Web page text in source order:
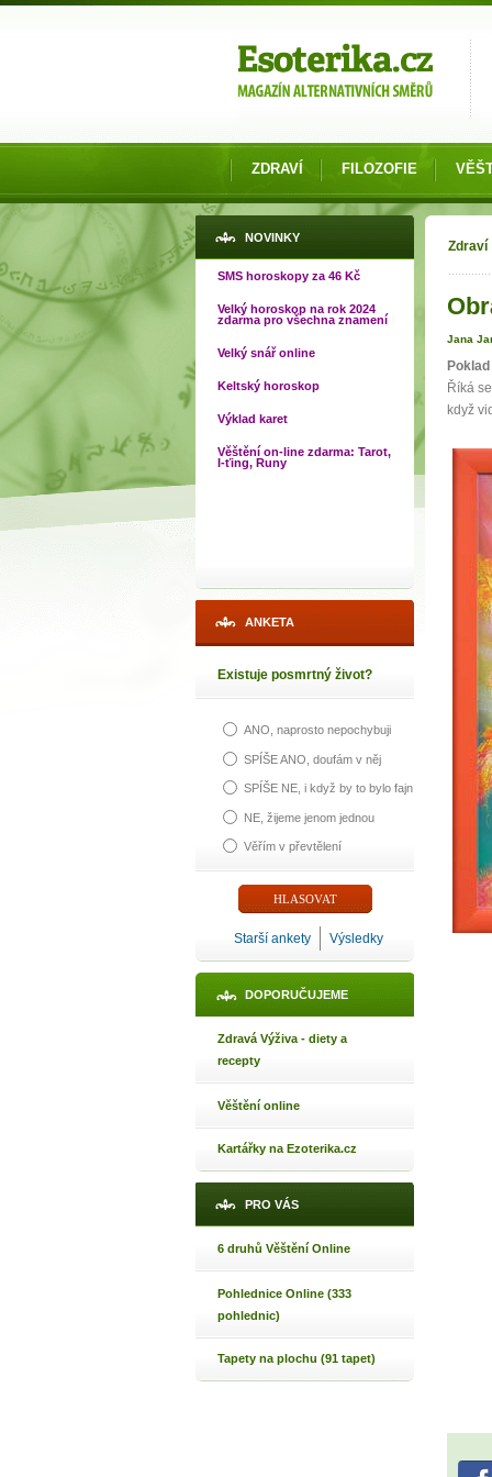
Máte
ZDRAVÍ FILOZOFIE
NOVINKY
SMS horoskopy za 46 Kč
Velký horoskop na rok 2024
zdarma pro všechna znamení
Velký snář online
Keltský horoskop
Výklad karet
Věštění on-line zdarma: Tarot,
I-ťing, Runy
ANKETA
Existuje posmrtný život?
ANO, naprosto nepochybuji
SPÍŠE ANO, doufám v něj
SPÍŠE NE, i když by to bylo fajn
NE, žijeme jenom jednou
Věřím v převtělení
Starší ankety Výsledky
DOPORUČUJEME
Zdravá Výživa - diety a
recepty
Věštění online
Kartářky na Ezoterika.cz
PRO VÁS
6 druhů Věštění Online
Pohlednice Online (333
pohlednic)
Tapety na plochu (91 tapet)
Jste
Zdraví
Jana
Říká
když